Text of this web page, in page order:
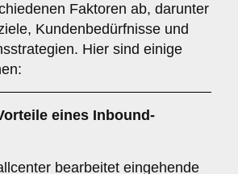
Faktoren ab, darunter
Kundenbedürfnisse und
Hier sind einige
eines Inbound-
bearbeitet eingehende